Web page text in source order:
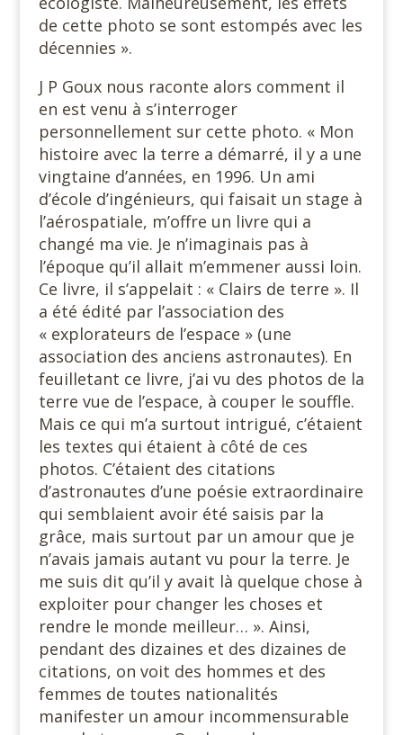
de cette photo se sont estompés avec les
décennies ».
J P Goux nous raconte alors comment il
en est venu à s’interroger
personnellement sur cette photo. « Mon
histoire avec la terre a démarré, il y a une
vingtaine d’années, en 1996. Un ami
d’école d’ingénieurs, qui faisait un stage à
l’aérospatiale, m’offre un livre qui a
changé ma vie. Je n’imaginais pas à
l’époque qu’il allait m’emmener aussi loin.
Ce livre, il s’appelait : « Clairs de terre ». Il
a été édité par l’association des
« explorateurs de l’espace » (une
association des anciens astronautes). En
feuilletant ce livre, j’ai vu des photos de la
terre vue de l’espace, à couper le souffle.
Mais ce qui m’a surtout intrigué, c’étaient
les textes qui étaient à côté de ces
photos. C’étaient des citations
d’astronautes d’une poésie extraordinaire
qui semblaient avoir été saisis par la
grâce, mais surtout par un amour que je
n’avais jamais autant vu pour la terre. Je
me suis dit qu’il y avait là quelque chose à
exploiter pour changer les choses et
rendre le monde meilleur… ». Ainsi,
pendant des dizaines et des dizaines de
citations, on voit des hommes et des
femmes de toutes nationalités
manifester un amour incommensurable